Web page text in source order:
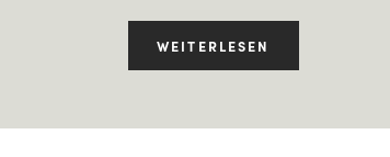
WEITERLESEN